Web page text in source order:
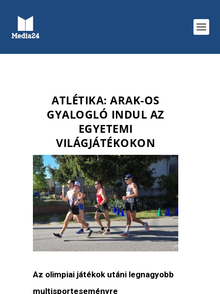
ATLÉTIKA: ARAK-OS
GYALOGLÓ INDUL AZ
EGYETEMI
VILÁGJÁTÉKOKON
Az olimpiai játékok utáni legnagyobb
multisporteseményre